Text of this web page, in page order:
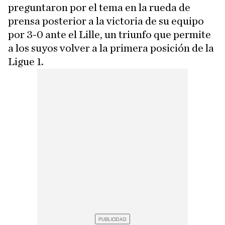
preguntaron por el tema en la rueda de
prensa posterior a la victoria de su equipo
por 3-0 ante el Lille, un triunfo que permite
a los suyos volver a la primera posición de la
Ligue 1.